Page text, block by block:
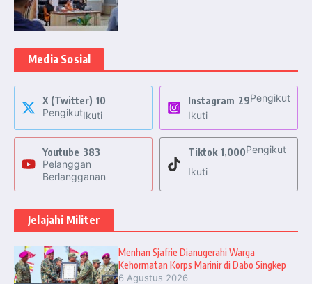
Media Sosial
X (Twitter) 10
PengikutIkuti
Instagram 29Pengikut
Ikuti
Youtube 383
Pelanggan
Berlangganan
Tiktok 1,000Pengikut
Ikuti
Jelajahi Militer
Menhan Sjafrie Dianugerahi Warga
Kehormatan Korps Marinir di Dabo Singkep
6 Agustus 2026